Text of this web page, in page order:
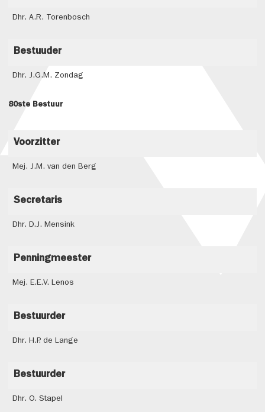
Dhr. A.R. Torenbosch
Bestuuder
Dhr. J.G.M. Zondag
80ste Bestuur
Voorzitter
Mej. J.M. van den Berg
Secretaris
Dhr. D.J. Mensink
Penningmeester
Mej. E.E.V. Lenos
Bestuurder
Dhr. H.P. de Lange
Bestuurder
Dhr. O. Stapel